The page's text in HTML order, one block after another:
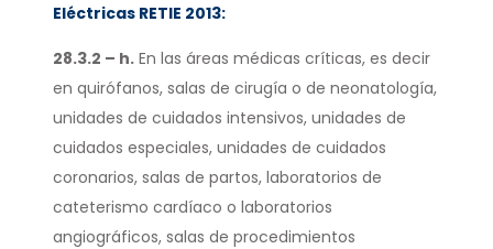
Eléctricas RETIE 2013:
28.3.2 – h. En las áreas médicas críticas, es decir
en quirófanos, salas de cirugía o de neonatología,
unidades de cuidados intensivos, unidades de
cuidados especiales, unidades de cuidados
coronarios, salas de partos, laboratorios de
cateterismo cardíaco o laboratorios
angiográficos, salas de procedimientos